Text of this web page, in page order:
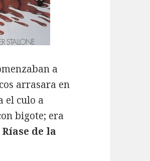
a
arrasara en
el culo a
bigote; era
Ríase de la